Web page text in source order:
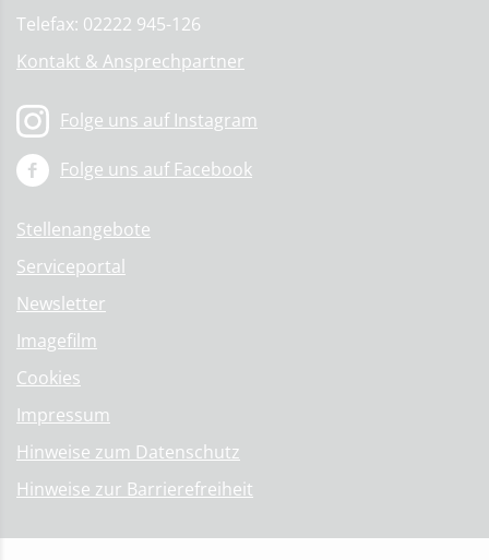
Telefax: 02222 945-126
Kontakt & Ansprechpartner
Folge uns auf Instagram
Folge uns auf Facebook
Stellenangebote
Serviceportal
Newsletter
Imagefilm
Cookies
Impressum
Hinweise zum Datenschutz
Hinweise zur Barrierefreiheit